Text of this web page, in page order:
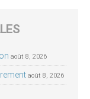
août 8, 2026
août 8, 2026